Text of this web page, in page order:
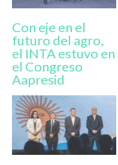
Con eje en el
futuro del agro,
el INTA estuvo en
el Congreso
Aapresid